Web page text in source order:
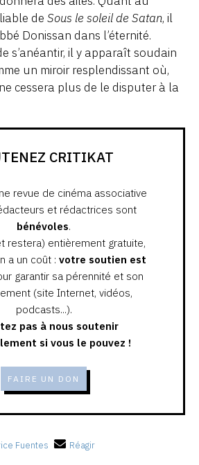
de Sous le soleil de Satan, il
Donissan dans l’éternité.
s’anéantir, il y apparaît soudain
un miroir resplendissant où,
cessera plus de le disputer à la
CRITIKAT
revue de cinéma associative
et rédactrices sont
bénévoles.
restera) entièrement gratuite,
a un coût : votre soutien est
garantir sa pérennité et son
(site Internet, vidéos,
podcasts...).
pas à nous soutenir
si vous le pouvez !
FAIRE UN DON
Fuentes Réagir